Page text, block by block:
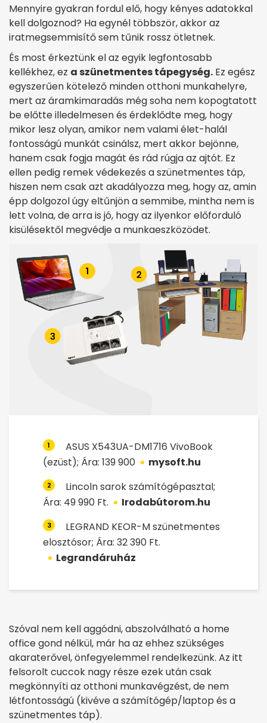
Mennyire gyakran fordul elő, hogy kényes adatokkal
kell dolgoznod? Ha egynél többször, akkor az
iratmegsemmisítő sem tűnik rossz ötletnek.
És most érkeztünk el az egyik legfontosabb
kellékhez, ez a szünetmentes tápegység. Ez egész
egyszerűen kötelező minden otthoni munkahelyre,
mert az áramkimaradás még soha nem kopogtatott
be előtte illedelmesen és érdeklődte meg, hogy
mikor lesz olyan, amikor nem valami élet-halál
fontosságú munkát csinálsz, mert akkor bejönne,
hanem csak fogja magát és rád rúgja az ajtót. Ez
ellen pedig remek védekezés a szünetmentes táp,
hiszen nem csak azt akadályozza meg, hogy az, amin
épp dolgozol úgy eltűnjön a semmibe, mintha nem is
lett volna, de arra is jó, hogy az ilyenkor előforduló
kisülésektől megvédje a munkaeszközödet.
1
ASUS X543UA-DM1716 VivoBook
(ezüst); Ára: 139 900
mysoft.hu
2
Lincoln sarok számítógépasztal;
Ára: 49 990 Ft.
Irodabútorom.hu
3
LEGRAND KEOR-M szünetmentes
elosztósor; Ára: 32 390 Ft.
Legrandáruház
Szóval nem kell aggódni, abszolválható a home
office gond nélkül, már ha az ehhez szükséges
akaraterővel, önfegyelemmel rendelkezünk. Az itt
felsorolt cuccok nagy része ezek után csak
megkönnyíti az otthoni munkavégzést, de nem
létfontosságú (kivéve a számítógép/laptop és a
szünetmentes táp).